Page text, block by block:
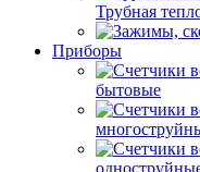
Трубная
Приборы
бытовые